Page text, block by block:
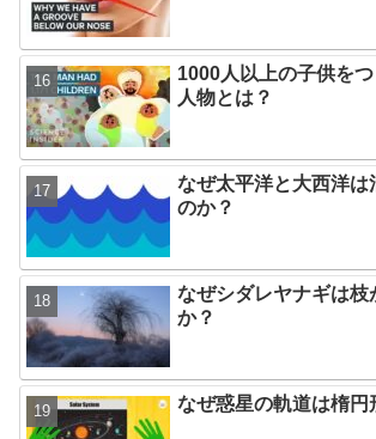
1000人以上の子供を
人物とは？
なぜ太平洋と大西洋は
のか？
なぜシダレヤナギは枝
か？
なぜ惑星の軌道は楕円